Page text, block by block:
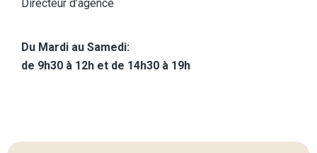
Directeur d’agence
Du Mardi au Samedi:
de 9h30 à 12h et de 14h30 à 19h